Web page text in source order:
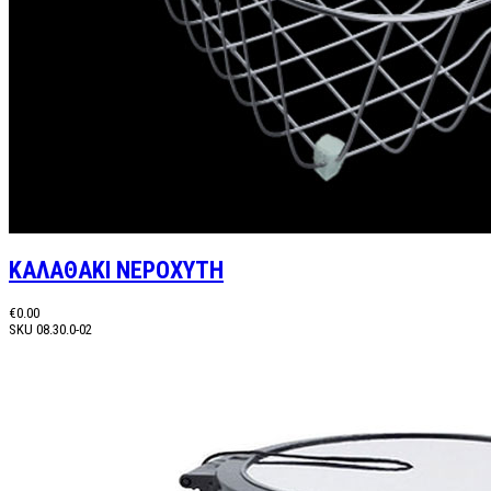
ΚΑΛΑΘΑΚΙ ΝΕΡΟΧΥΤΗ
€0.00
SKU 08.30.0-02